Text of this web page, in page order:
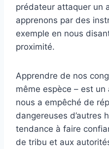
prédateur attaquer un
apprenons par des
exemple en nous
proximité.
Apprendre de nos
même espèce – est
nous a empêché de
dangereuses d’autres
tendance à faire
de tribu et aux